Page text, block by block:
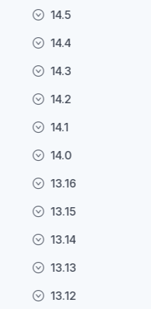
14.5
14.4
14.3
14.2
14.1
14.0
13.16
13.15
13.14
13.13
13.12